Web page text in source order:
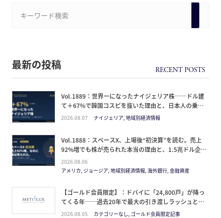
最新の投稿
Vol.1889：世界一になったナイジェリア株──ドル建
て＋67%で韓国コスピを抜いた理由と、日本人の乗り
方
2026.08.07 ナイジェリア, 地域別経済情報
Vol.1888：スペースX、上場後“初決算”を読む。売上
92%増でも株が売られた本当の理由と、1.5兆ドル企業
の買い方。
2026.08.06
アメリカ, ジョージア, 地域別経済情報, 海外銀行, 金融資産
【ゴールド会員限定】：ドバイに「24,800戸」が降っ
てくる年──過去20年で最大の引き渡しラッシュと、
ミサイルが崩した“安全神話”。2027年の供給ピーク
2026.08.05 カテゴリーなし, ゴールド会員限定記事